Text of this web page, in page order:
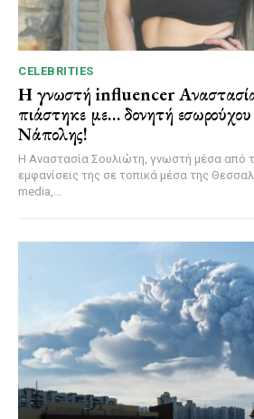
CELEBRITIES
Η γνωστή influencer
πιάστηκε με… δονητή εσωρούχου
Νάπολης!
Η Αναστασία Σουλιώτη, γνωστή μέσα από
εμφανίσεις της σε τοπικά μέσα της
media,...